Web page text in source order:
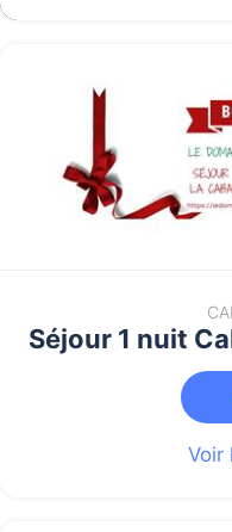
Séjour 1 nuit
Voir